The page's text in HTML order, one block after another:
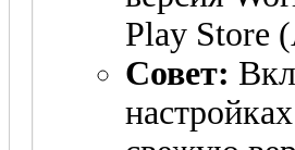
Play Store
Совет: